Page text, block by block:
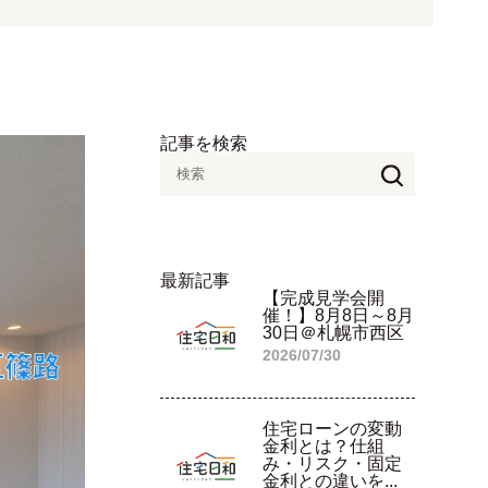
記事を検索
最新記事
【完成見学会開
催！】8月8日～8月
30日＠札幌市西区
2026/07/30
住宅ローンの変動
金利とは？仕組
み・リスク・固定
金利との違いを...